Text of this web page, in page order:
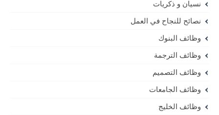
نسيان و ذكريات
نصائح للنجاح في العمل
وظائف البنوك
وظائف الترجمة
وظائف التصميم
وظائف الجامعات
وظائف الخليج